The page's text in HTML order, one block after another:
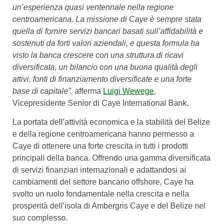
un’esperienza quasi ventennale nella regione
centroamericana. La missione di Caye è sempre stata
quella di fornire servizi bancari basati sull’affidabilità e
sostenuti da forti valori aziendali, e questa formula ha
visto la banca crescere con una struttura di ricavi
diversificata, un bilancio con una buona qualità degli
attivi, fonti di finanziamento diversificate e una forte
base di capitale”. afferma Luigi Wewege,
Vicepresidente Senior di Caye International Bank.
La portata dell’attività economica e la stabilità del Belize
e della regione centroamericana hanno permesso a
Caye di ottenere una forte crescita in tutti i prodotti
principali della banca. Offrendo una gamma diversificata
di servizi finanziari internazionali e adattandosi ai
cambiamenti del settore bancario offshore, Caye ha
svolto un ruolo fondamentale nella crescita e nella
prosperità dell’isola di Ambergris Caye e del Belize nel
suo complesso.